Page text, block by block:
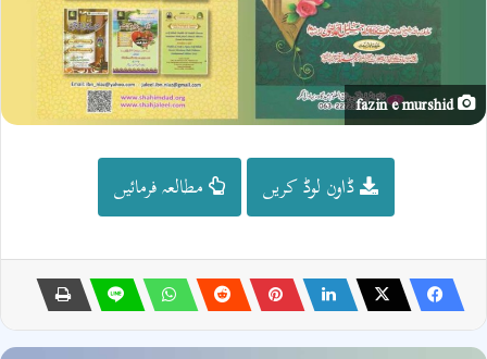
fazin e murshid
ڈاون لوڈ کریں مطالعہ فرمائیں